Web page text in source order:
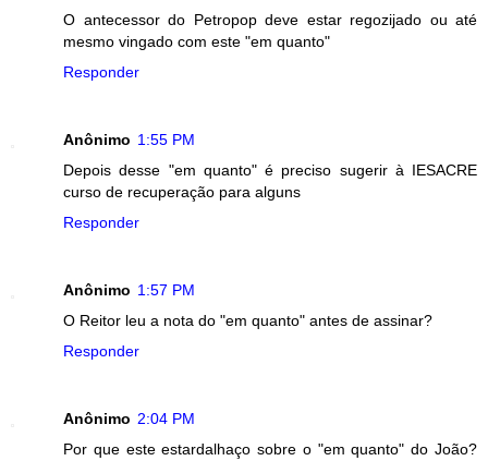
O antecessor do Petropop deve estar regozijado ou até
mesmo vingado com este "em quanto"
Responder
Anônimo 1:55 PM
Depois desse "em quanto" é preciso sugerir à IESACRE
curso de recuperação para alguns
Responder
Anônimo 1:57 PM
O Reitor leu a nota do "em quanto" antes de assinar?
Responder
Anônimo 2:04 PM
Por que este estardalhaço sobre o "em quanto" do João?